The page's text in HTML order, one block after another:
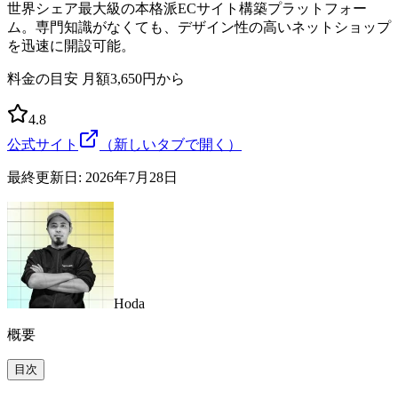
世界シェア最大級の本格派ECサイト構築プラットフォー
ム。専門知識がなくても、デザイン性の高いネットショップ
を迅速に開設可能。
料金の目安 月額3,650円から
4.8
公式サイト
（新しいタブで開く）
最終更新日: 2026年7月28日
Hoda
概要
目次